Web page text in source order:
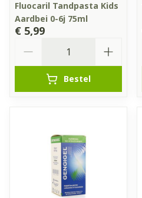
Fluocaril Tandpasta Kids
Aardbei 0-6j 75ml
€ 5,99
Bestel